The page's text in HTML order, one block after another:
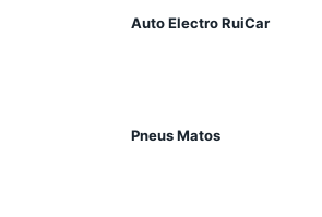
Auto Electro RuiCar
Pneus Matos